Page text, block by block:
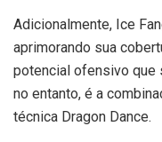
Adicionalmente, Ice
aprimorando sua
potencial ofensivo que
no entanto, é a
técnica Dragon Dance.